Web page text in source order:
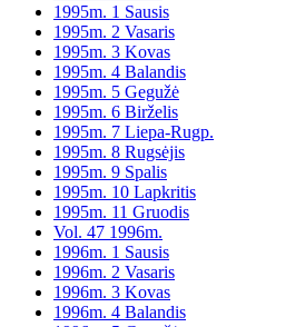
1995m. 1 Sausis
1995m. 2 Vasaris
1995m. 3 Kovas
1995m. 4 Balandis
1995m. 5 Gegužė
1995m. 6 Birželis
1995m. 7 Liepa-Rugp.
1995m. 8 Rugsėjis
1995m. 9 Spalis
1995m. 10 Lapkritis
1995m. 11 Gruodis
Vol. 47 1996m.
1996m. 1 Sausis
1996m. 2 Vasaris
1996m. 3 Kovas
1996m. 4 Balandis